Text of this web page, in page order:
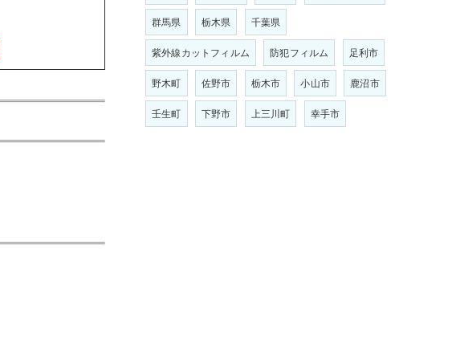
群馬県 栃木県 千葉県
紫外線カットフィルム 防犯フィルム 足利市
野木町 佐野市 栃木市 小山市 鹿沼市
壬生町 下野市 上三川町 幸手市